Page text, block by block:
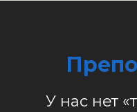
У нас нет